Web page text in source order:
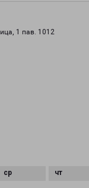
1 пав. 1012